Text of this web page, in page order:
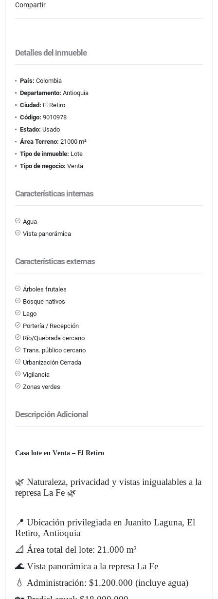
Compartir
Detalles del inmueble
País: Colombia
Departamento: Antioquia
Ciudad: El Retiro
Código: 9010978
Estado: Usado
Área Terreno: 21000 m²
Tipo de inmueble: Lote
Tipo de negocio: Venta
Características internas
Agua
Vista panorámica
Características externas
Árboles frutales
Bosque nativos
Lago
Portería / Recepción
Río/Quebrada cercano
Trans. público cercano
Urbanización Cerrada
Vigilancia
Zonas verdes
Descripción Adicional
Casa lote en Venta – El Retiro
🌿 Naturaleza, privacidad y vistas inigualables a la
represa La Fe 🌿
📍 Ubicación privilegiada en Juanito Laguna, El
Retiro, Antioquia
📐 Área total del lote: 21.000 m²
🌊 Vista panorámica a la represa La Fe
💧 Administración: $1.200.000 (incluye agua)